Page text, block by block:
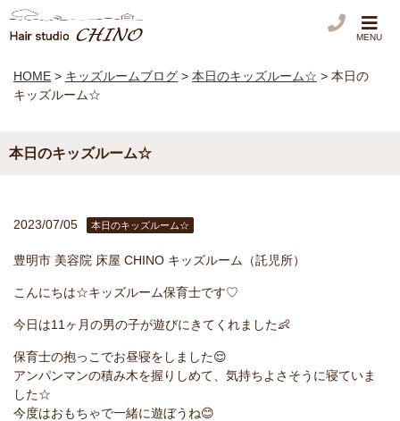
MENU
HOME > キッズルームブログ > 本日のキッズルーム☆ > 本日の
キッズルーム☆
本日のキッズルーム☆
2023/07/05 本日のキッズルーム☆
豊明市 美容院 床屋 CHINO キッズルーム（託児所）
こんにちは☆キッズルーム保育士です♡
今日は11ヶ月の男の子が遊びにきてくれました👶
保育士の抱っこでお昼寝をしました😌
アンパンマンの積み木を握りしめて、気持ちよさそうに寝ていま
した☆
今度はおもちゃで一緒に遊ぼうね😊